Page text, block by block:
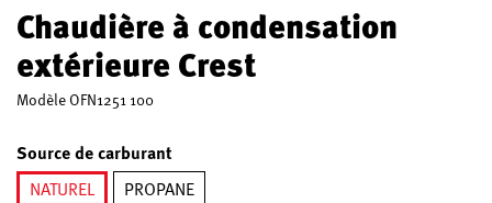
Chaudière à condensation
extérieure Crest
ModèleOFN1251 100
Source de carburant
NATUREL
PROPANE